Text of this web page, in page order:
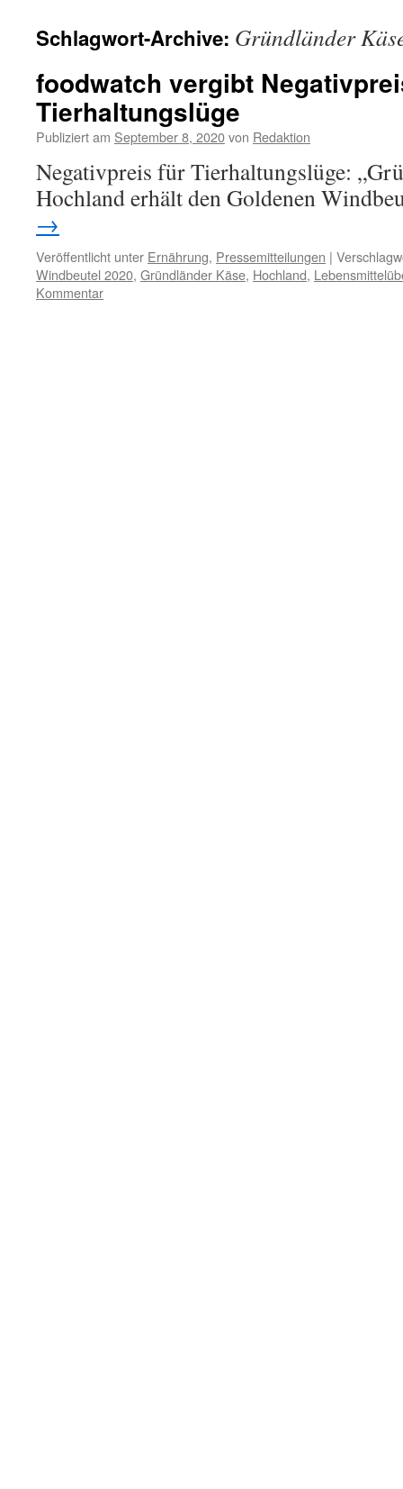
Schlagwort-Archive: Gründländer
foodwatch vergibt
Tierhaltungslüge
Publiziert am September 8, 2020von Redaktion
Negativpreis für Tierhaltungslüge:
Hochland erhält den Goldenen
→
Veröffentlicht unter Ernährung, Pressemitteilungen |
Windbeutel 2020, Gründländer Käse, Hochland,
Kommentar